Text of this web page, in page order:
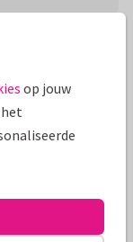
op jouw